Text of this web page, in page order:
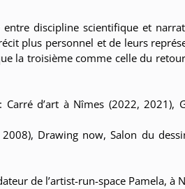
entre discipline scientifique et
plus personnel et de leurs
la troisième comme celle du
d’art à Nîmes (2022, 2021),
Drawing now, Salon du
de l’artist-run-space Pamela, à